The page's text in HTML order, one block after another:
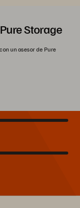
Storage
un asesor de Pure